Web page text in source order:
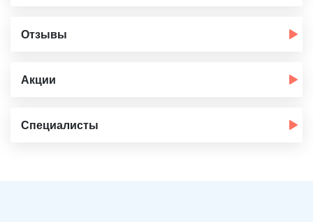
Отзывы
Акции
Специалисты